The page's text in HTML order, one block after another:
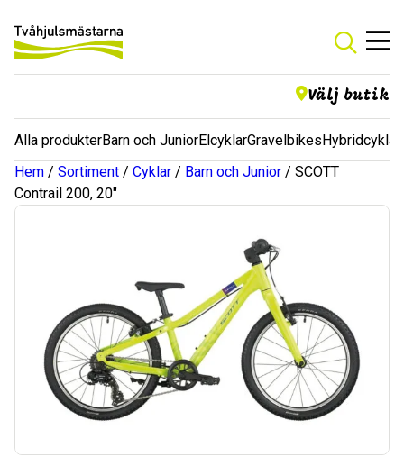
Välj butik
Alla produkterBarn och JuniorElcyklarGravelbikesHybridcyklar
Hem / Sortiment / Cyklar / Barn och Junior / SCOTT
Contrail 200, 20″